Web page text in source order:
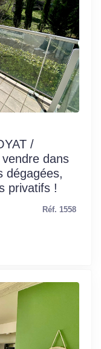
/
dans
dégagées,
privatifs !
Réf. 1558